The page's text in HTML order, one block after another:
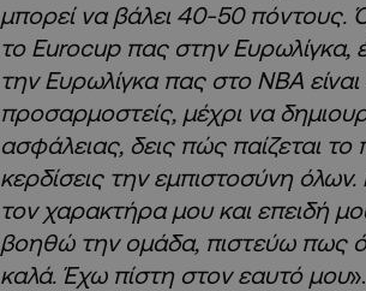
μπορεί να βάλει 40-50
το Eurocup πας στην Ευρωλίγκα,
την Ευρωλίγκα πας στο ΝΒΑ
προσαρμοστείς, μέχρι να
ασφάλειας, δεις πώς παίζεται το
κερδίσεις την εμπιστοσύνη
τον χαρακτήρα μου και επειδή
βοηθώ την ομάδα, πιστεύω πως
καλά. Έχω πίστη στον εαυτό μου».